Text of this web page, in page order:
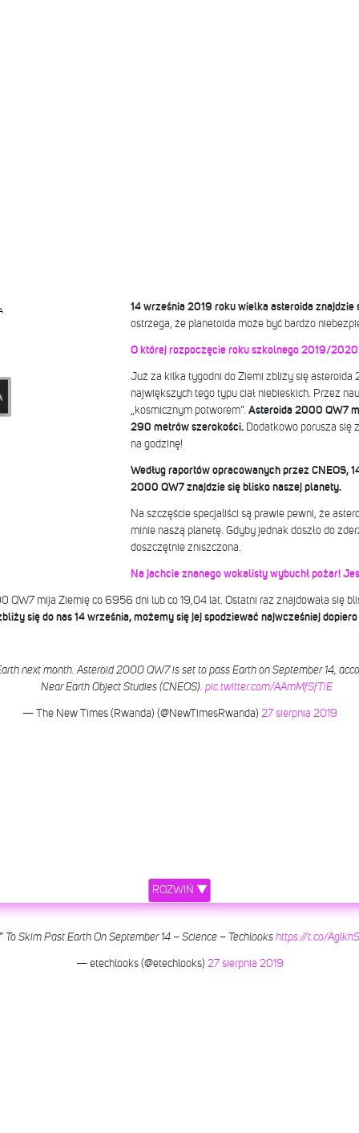
14 września 2019 roku wielka asteroida znajdzie
ostrzega, że planetoida może być bardzo
O której rozpoczęcie roku szkolnego 2019/
Już za kilka tygodni do Ziemi zbliży się asteroida
największych tego typu ciał niebieskich. Przez
„kosmicznym potworem”. Asteroida 2000 QW7
290 metrów szerokości. Dodatkowo porusza się
na godzinę!
Według raportów opracowanych przez CNEOS,
2000 QW7 znajdzie się blisko naszej planety.
Na szczęście specjaliści są prawie pewni, że
minie naszą planetę. Gdyby jednak doszło do
doszczętnie zniszczona.
Na jachcie znanego wokalisty wybuchł pożar!
QW7 mija Ziemię co 6956 dni lub co 19,04 lat. Ostatni raz znajdowała się
się do nas 14 września, możemy się jej spodziewać najwcześniej
next month. Asteroid 2000 QW7 is set to pass Earth on September 14,
Near Earth Object Studies (CNEOS). pic.twitter.com/AAmMfSfTiE
— The New Times (Rwanda) (@NewTimesRwanda) 27 sierpnia 2019
ROZWIŃ ▼
Skim Past Earth On September 14 – Science – Techlooks https://t.co/
— etechlooks (@etechlooks) 27 sierpnia 2019